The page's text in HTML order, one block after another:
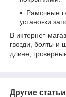
Рамочные
установки
В интернет-
гвозди, болты и
длине,
Другие